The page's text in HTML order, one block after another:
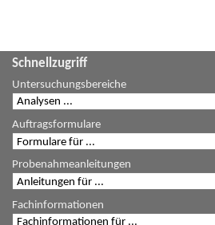
Schnellzugriff
Untersuchungsbereiche
Auftragsformulare
Probenahmeanleitungen
Fachinformationen